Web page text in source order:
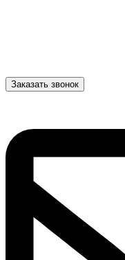
Заказать звонок